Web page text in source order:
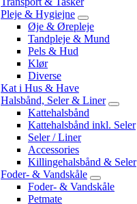
Pleje & Hygiejne
Øje & Ørepleje
Tandpleje & Mund
Pels & Hud
Klør
Diverse
Kat i Hus & Have
Halsbånd, Seler & Liner
Kattehalsbånd
Kattehalsbånd inkl. Seler
Seler / Liner
Accessories
Killingehalsbånd & Seler
Foder- & Vandskåle
Foder- & Vandskåle
Petmate